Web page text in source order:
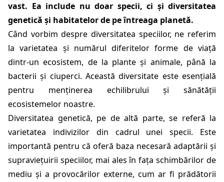
vast. Ea include nu doar specii, ci și diversitatea
genetică și habitatelor de pe întreaga planetă.
Când vorbim despre diversitatea speciilor, ne referim
la varietatea și numărul diferitelor forme de viață
dintr-un ecosistem, de la plante și animale, până la
bacterii și ciuperci. Această diversitate este esențială
pentru menținerea echilibrului și sănătății
ecosistemelor noastre.
Diversitatea genetică, pe de altă parte, se referă la
varietatea indivizilor din cadrul unei specii. Este
importantă pentru că oferă baza necesară adaptării și
supraviețuirii speciilor, mai ales în fața schimbărilor de
mediu și a provocărilor externe, cum ar fi prădătorii